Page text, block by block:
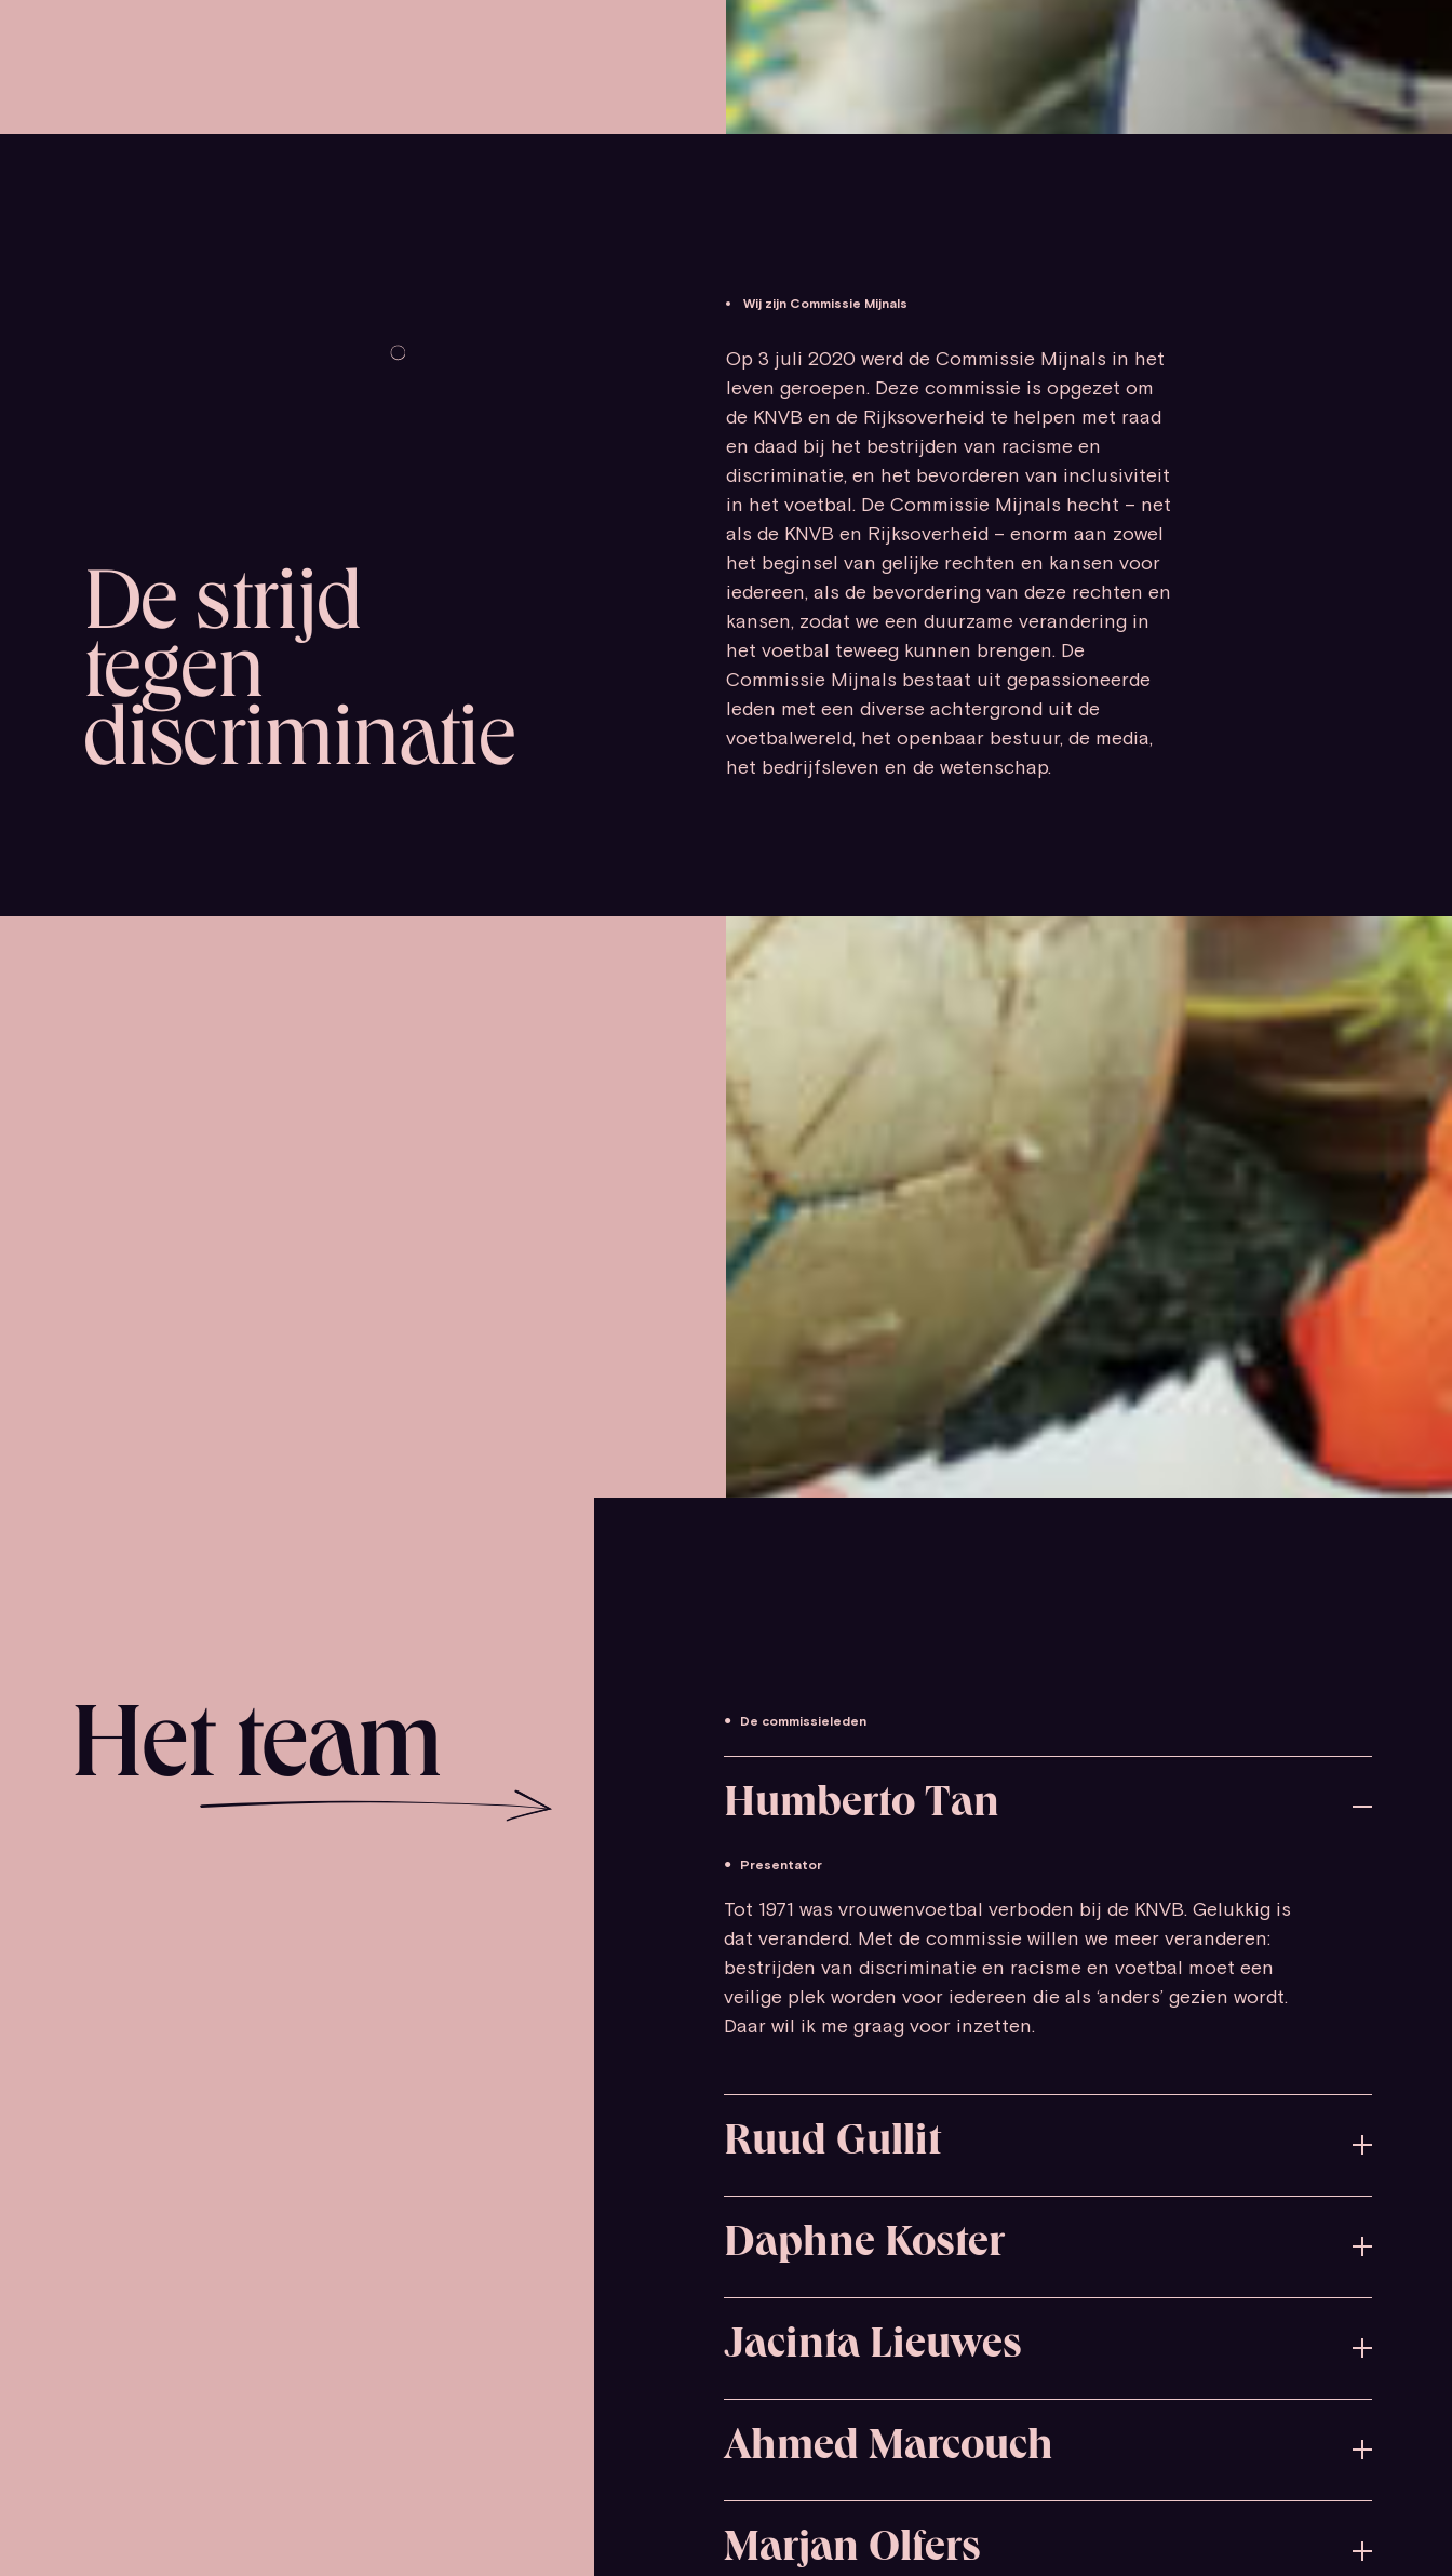
De strijd
tegen
discriminatie
Wij zijn Commissie Mijnals
Op 3 juli 2020 werd de Commissie Mijnals in het
leven geroepen. Deze commissie is opgezet om
de KNVB en de Rijksoverheid te helpen met raad
en daad bij het bestrijden van racisme en
discriminatie, en het bevorderen van inclusiviteit
in het voetbal. De Commissie Mijnals hecht – net
als de KNVB en Rijksoverheid – enorm aan zowel
het beginsel van gelijke rechten en kansen voor
iedereen, als de bevordering van deze rechten en
kansen, zodat we een duurzame verandering in
het voetbal teweeg kunnen brengen. De
Commissie Mijnals bestaat uit gepassioneerde
leden met een diverse achtergrond uit de
voetbalwereld, het openbaar bestuur, de media,
het bedrijfsleven en de wetenschap.
Het team De commissieleden
Humberto Tan
Presentator
Tot 1971 was vrouwenvoetbal verboden bij de KNVB. Gelukkig is
dat veranderd. Met de commissie willen we meer veranderen:
bestrijden van discriminatie en racisme en voetbal moet een
veilige plek worden voor iedereen die als ‘anders’ gezien wordt.
Daar wil ik me graag voor inzetten.
Ruud Gullit
Daphne Koster
Jacinta Lieuwes
Ahmed Marcouch
Marjan Olfers